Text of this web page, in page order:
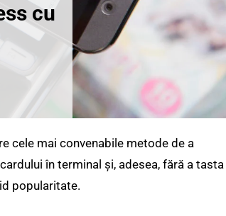
cu
cele mai convenabile metode de a
în terminal și, adesea, fără a tasta
popularitate.